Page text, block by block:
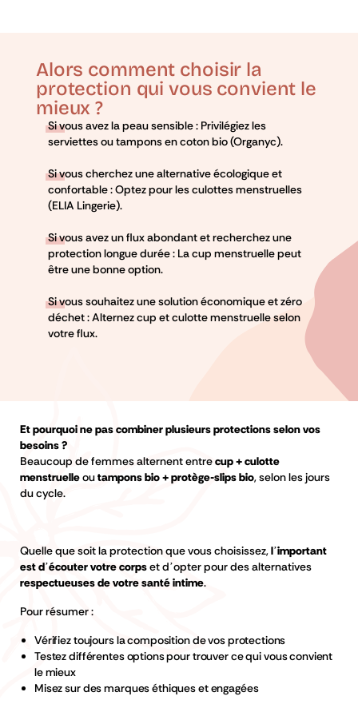
Alors comment choisir la
protection qui vous convient le
mieux ?
Si vous avez la peau sensible : Privilégiez les
serviettes ou tampons en coton bio (Organyc).
Si vous cherchez une alternative écologique et
confortable : Optez pour les culottes menstruelles
(ELIA Lingerie).
Si vous avez un flux abondant et recherchez une
protection longue durée : La cup menstruelle peut
être une bonne option.
Si vous souhaitez une solution économique et zéro
déchet : Alternez cup et culotte menstruelle selon
votre flux.
Et pourquoi ne pas combiner plusieurs protections selon vos
besoins ?
Beaucoup de femmes alternent entrecup + culotte
menstruelleoutampons bio + protège-slips bio, selon les jours
du cycle.
Quelle que soit la protection que vous choisissez,l’important
est d’écouter votre corpset d’opter pour des alternatives
respectueuses de votre santé intime.
Pour résumer :
Vérifiez toujours la composition de vos protections
Testez différentes optionspour trouver ce qui vous convient
le mieux
Misez sur des marques éthiques et engagées